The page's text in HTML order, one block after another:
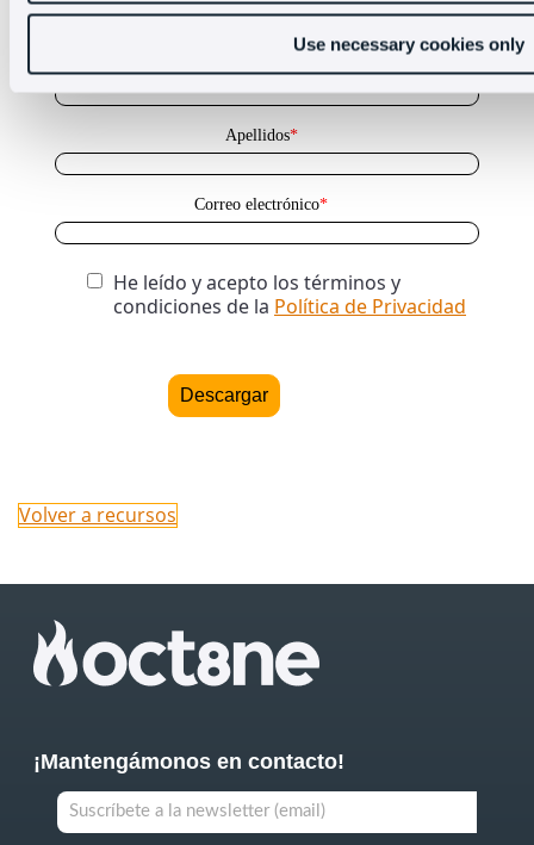
Use necessary cookies only
Apellidos*
Correo electrónico*
He leído y acepto los términos y
condiciones de la Política de Privacidad
Volver a recursos
¡Mantengámonos en contacto!